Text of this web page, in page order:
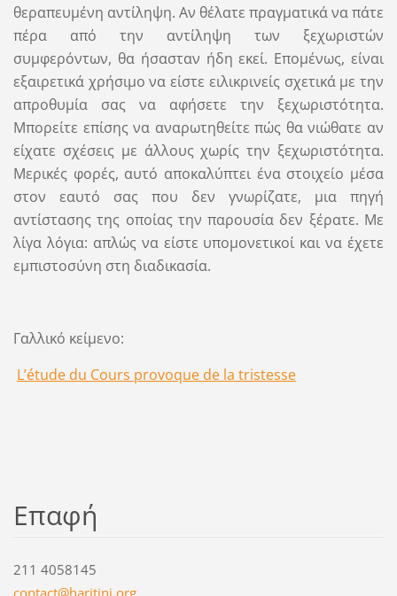
θεραπευμένη αντίληψη. Αν θέλατε πραγματικά να πάτε
πέρα από την αντίληψη των ξεχωριστών
συμφερόντων, θα ήσασταν ήδη εκεί. Επομένως, είναι
εξαιρετικά χρήσιμο να είστε ειλικρινείς σχετικά με την
απροθυμία σας να αφήσετε την ξεχωριστότητα.
Μπορείτε επίσης να αναρωτηθείτε πώς θα νιώθατε αν
είχατε σχέσεις με άλλους χωρίς την ξεχωριστότητα.
Μερικές φορές, αυτό αποκαλύπτει ένα στοιχείο μέσα
στον εαυτό σας που δεν γνωρίζατε, μια πηγή
αντίστασης της οποίας την παρουσία δεν ξέρατε. Με
λίγα λόγια: απλώς να είστε υπομονετικοί και να έχετε
εμπιστοσύνη στη διαδικασία.
Γαλλικό κείμενο:
L’étude du Cours provoque de la tristesse
Επαφή
211 4058145
contact@haritini .org